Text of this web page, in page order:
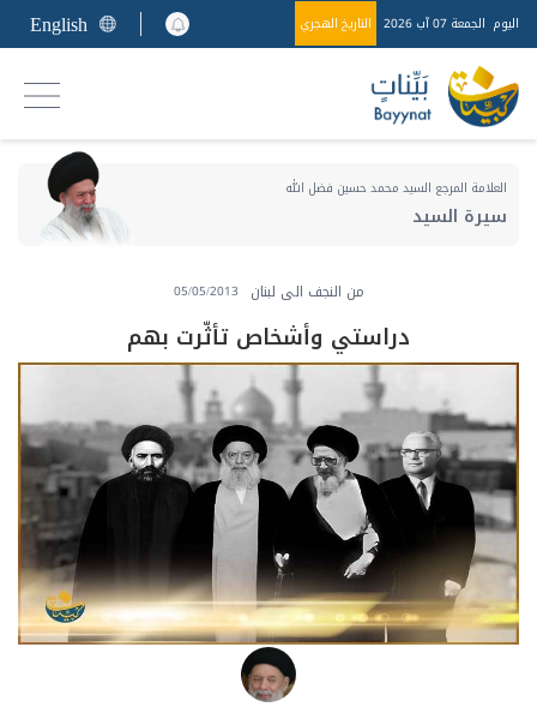
اليوم الجمعة 07 آب 2026 التاريخ الهجري English
العلامة المرجع السيد محمد حسين فضل الله
سيرة السيد
من النجف الى لبنان 05/05/2013
دراستي وأشخاص تأثّرت بهم